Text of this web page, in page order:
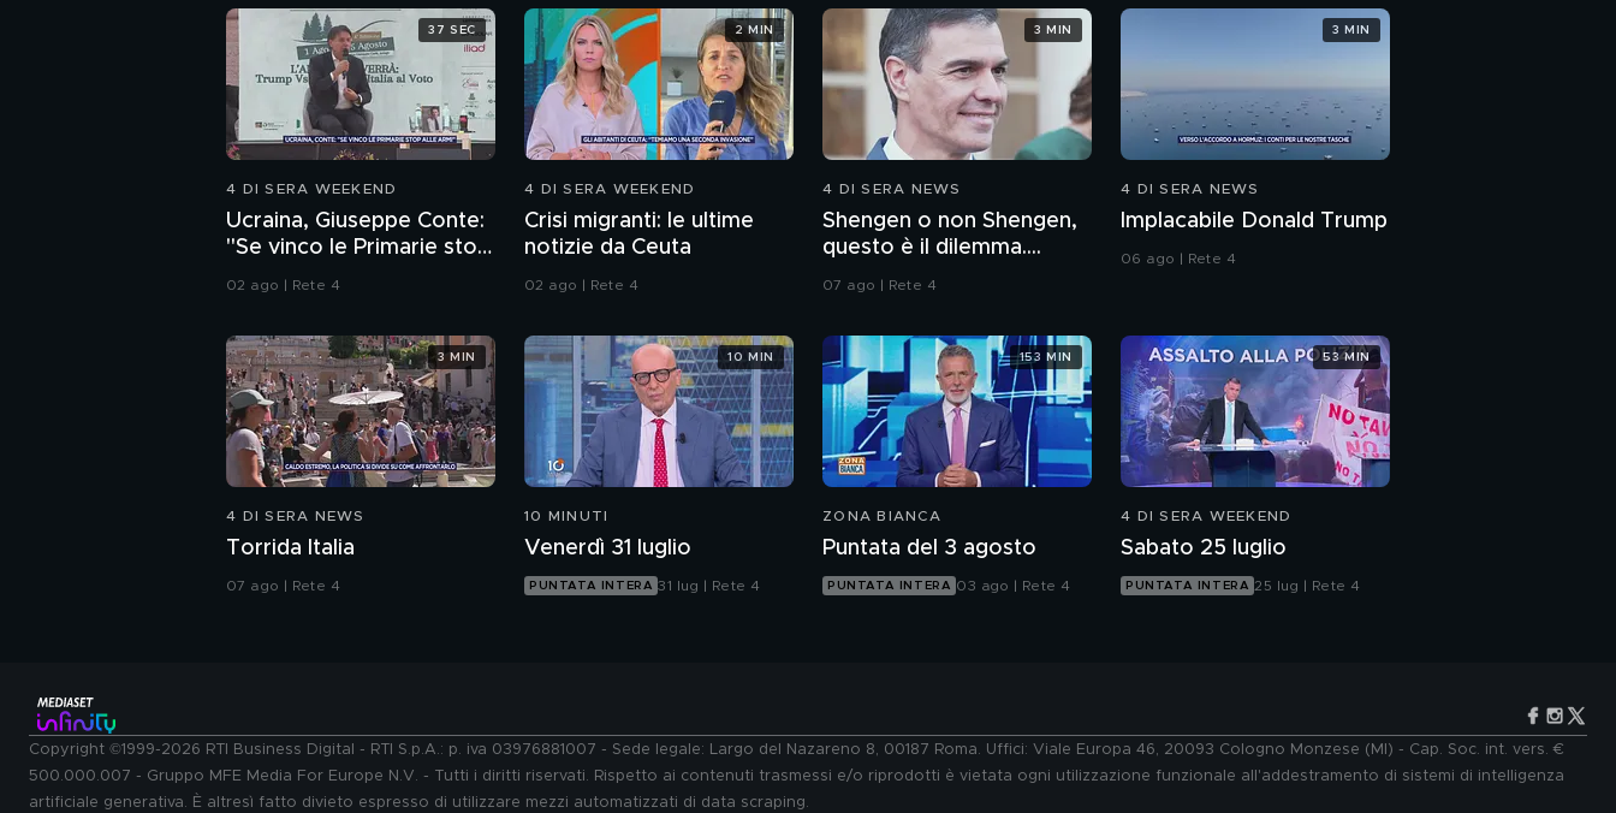
4 DI SERA WEEKEND
Ucraina, Giuseppe Conte:
"Se vinco le Primarie stop
alle armi"
02 ago | Rete 4
37 SEC
4 DI SERA WEEKEND
Crisi migranti: le ultime
notizie da Ceuta
02 ago | Rete 4
2 MIN
4 DI SERA NEWS
Shengen o non Shengen,
questo è il dilemma....
07 ago | Rete 4
3 MIN
4 DI SERA NEWS
Implacabile Donald Trump
06 ago | Rete 4
3 MIN
4 DI SERA NEWS
Torrida Italia
07 ago | Rete 4
3 MIN
10 MINUTI
Venerdì 31 luglio
PUNTATA INTERA 31 lug | Rete 4
10 MIN
ZONA BIANCA
Puntata del 3 agosto
PUNTATA INTERA 03 ago | Rete 4
153 MIN
4 DI SERA WEEKEND
Sabato 25 luglio
PUNTATA INTERA 25 lug | Rete 4
53 MIN
Copyright ©1999-2026 RTI Business Digital - RTI S.p.A.: p. iva 03976881007 - Sede legale: Largo del Nazareno 8, 00187 Roma. Uffici: Viale Europa 46, 20093 Cologno Monzese (MI) - Cap. Soc. int. vers. €
500.000.007 - Gruppo MFE Media For Europe N.V. - Tutti i diritti riservati. Rispetto ai contenuti trasmessi e/o riprodotti è vietata ogni utilizzazione funzionale all'addestramento di sistemi di intelligenza
artificiale generativa. È altresì fatto divieto espresso di utilizzare mezzi automatizzati di data scraping.